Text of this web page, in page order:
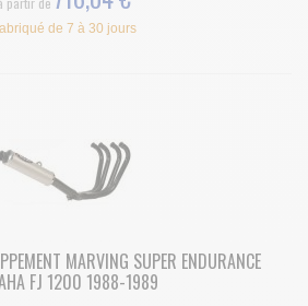
de 7 à 30 jours
MARVING SUPER ENDURANCE
FJ 1200 1988-1989